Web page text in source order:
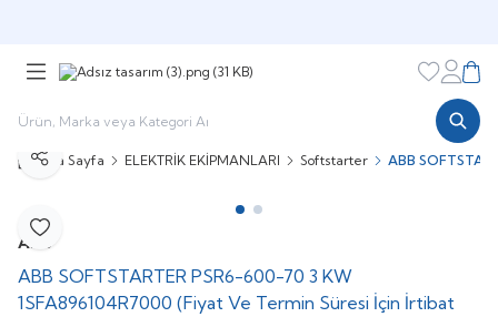
Favorilerim
Ana Sayfa ELEKTRİK EKİPMANLARI Softstarter ABB
Favoriye Ekle
Paylaş
ABB
ABB SOFTSTARTER PSR6-600-70 3 KW
1SFA896104R7000 (Fiyat Ve Termin Süresi İçin İrtibat